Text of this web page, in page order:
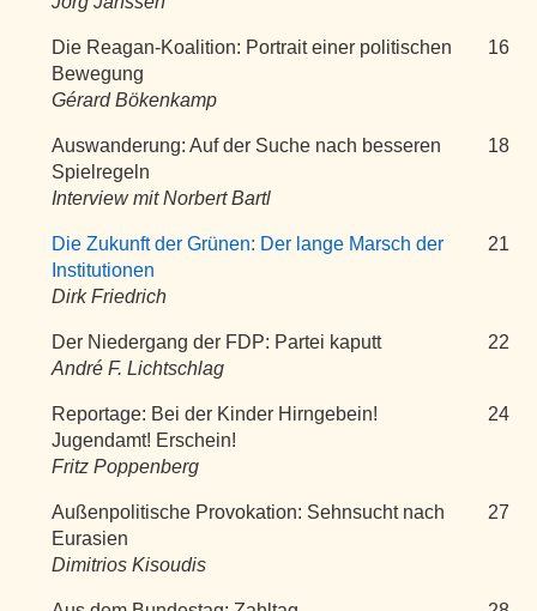
Die Reagan-Koalition: Portrait einer politischen
Bewegung
Gérard Bökenkamp
16
Auswanderung: Auf der Suche nach besseren
Spielregeln
Interview mit Norbert Bartl
18
Die Zukunft der Grünen: Der lange Marsch der
Institutionen
Dirk Friedrich
21
Der Niedergang der FDP: Partei kaputt
André F. Lichtschlag
22
Reportage: Bei der Kinder Hirngebein!
Jugendamt! Erschein!
Fritz Poppenberg
24
Außenpolitische Provokation: Sehnsucht nach
Eurasien
Dimitrios Kisoudis
27